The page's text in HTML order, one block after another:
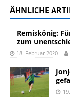
ÄHNLICHE
Remiskönig:
zum
18. Februar 2020